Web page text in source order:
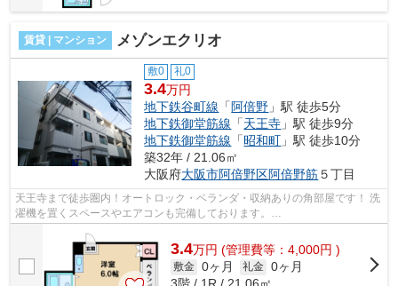
賃貸 | マンション メゾンエクリオ
敷0 礼0
3.4万円
地下鉄谷町線 「 阿倍野 」駅 徒歩5分
地下鉄御堂筋線 「天王寺 」駅 徒歩9分
地下鉄御堂筋線 「昭和町 」駅 徒歩10分
築32年 / 21.06㎡
大阪府大阪市阿倍野区阿倍野筋５丁目
天王寺まで徒歩圏内！オートロック・ベランダ・収納ありの角部屋です！ 洗
濯機を置くスペースやエアコンも完備しております。
■□■□■□■□■□■□■□■□■□■□■□■□■□■□■□■□■□■□■□■□ ご覧いただ...
3.4万円 (管理費等：4,000円 )
敷金 0ヶ月 礼金 0ヶ月